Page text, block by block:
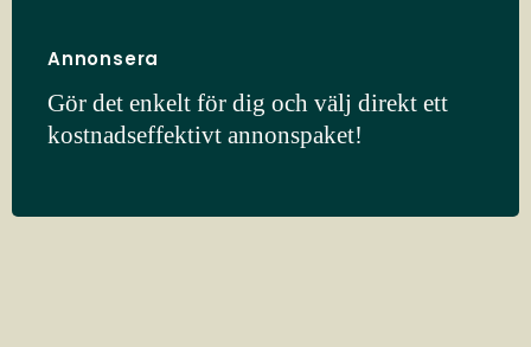
Annonsera
Gör det enkelt för dig och välj direkt ett
kostnadseffektivt annonspaket!